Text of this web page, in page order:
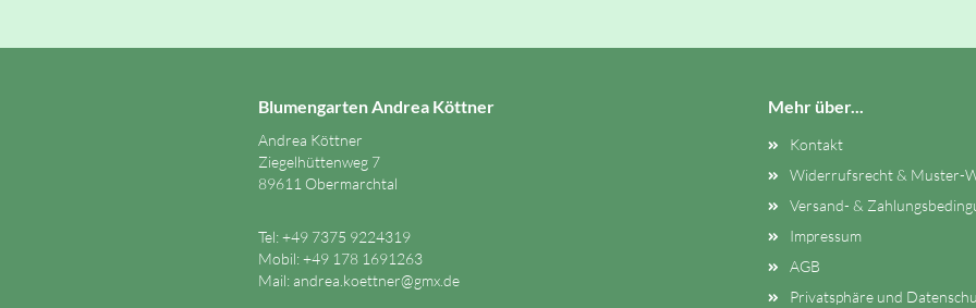
Blumengarten Andrea Köttner
Andrea Köttner
Ziegelhüttenweg 7
89611 Obermarchtal
Tel: +49 7375 9224319
Mobil: +49 178 1691263
Mail:andrea.koettner@gmx.de
Mehr über...
Kontakt
Widerrufsrecht & Muster-
Versand- &
Impressum
AGB
Privatsphäre und